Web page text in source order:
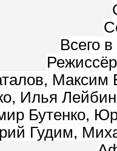
Всего
Илья
Бутенко,
Гудим,